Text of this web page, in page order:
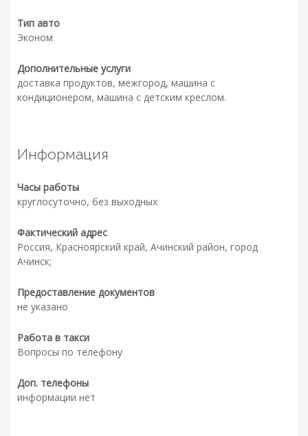
Тип авто
Эконом
Дополнительные услуги
доставка продуктов, межгород, машина с
кондиционером, машина с детским креслом.
Информация
Часы работы
круглосуточно, без выходных
Фактический адрес
Россия, Красноярский край, Ачинский район, город
Ачинск;
Предоставление документов
не указано
Работа в такси
Вопросы по телефону
Доп. телефоны
информации нет